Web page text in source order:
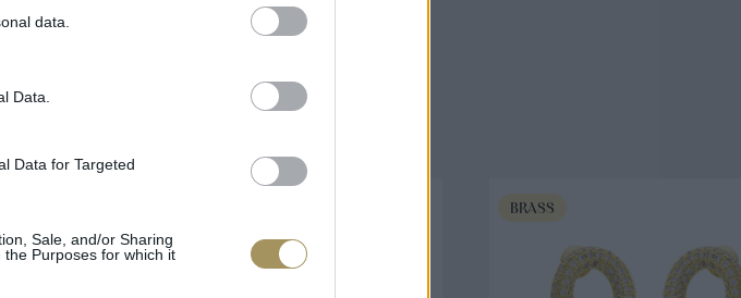
data.
Data.
Data for Targeted
Sale, and/or Sharing
Purposes for which it
Ταιριάζουν
BRASS